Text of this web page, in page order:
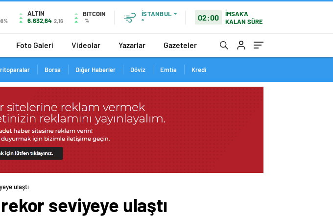
ALTIN
6.632,64 2,16
BITCOIN
%
İSTANBUL
°
02:00
İMSAK'A
KALAN SÜRE
Foto Galeri Videolar Yazarlar Gazeteler
Borsa Diğer Haberler Döviz Emtia Kredi
ulaştı
seviyeye ulaştı